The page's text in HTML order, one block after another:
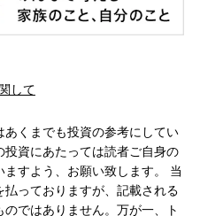
して
くまでも投資の参考にしてい
資にあたっては読者ご自身の
すよう、お願い致します。 当
っておりますが、記載される
ではありません。万が一、ト